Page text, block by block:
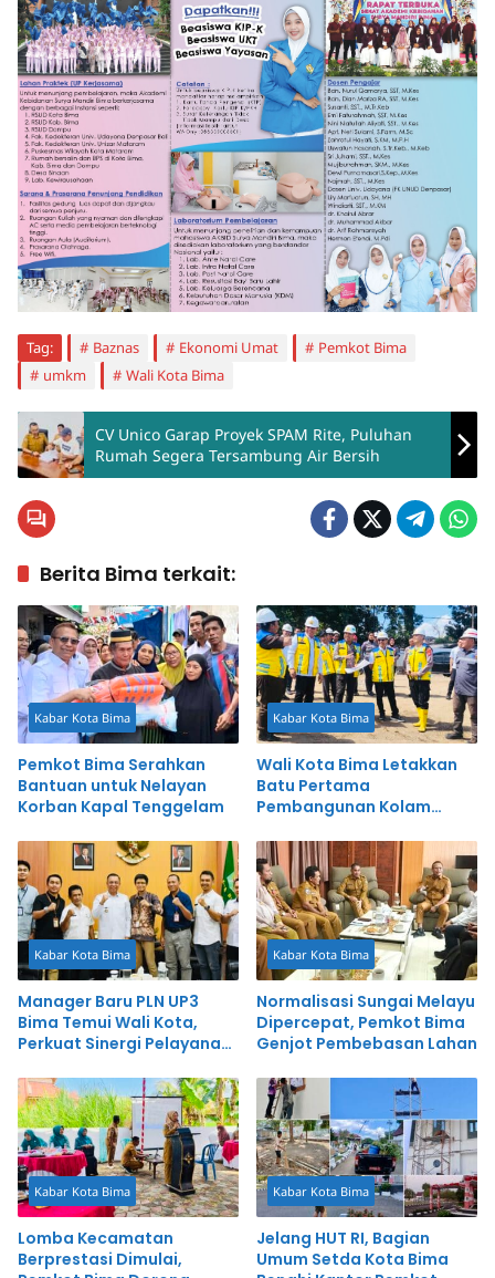
Tag: Baznas Ekonomi Umat
Pemkot Bima
umkm
Wali Kota Bima
CV Unico Garap Proyek SPAM Rite, Puluhan
Rumah Segera Tersambung Air Bersih
Berita Bima terkait:
Kabar Kota Bima
Pemkot Bima Serahkan
Bantuan untuk Nelayan
Korban Kapal Tenggelam
Kabar Kota Bima
Wali Kota Bima Letakkan
Batu Pertama
Pembangunan Kolam
Kabar Kota Bima
Manager Baru PLN UP3
Bima Temui Wali Kota,
Perkuat Sinergi Pelayanan
Kabar Kota Bima
Normalisasi Sungai Melayu
Dipercepat, Pemkot Bima
Genjot Pembebasan Lahan
Kabar Kota Bima
Lomba Kecamatan
Berprestasi Dimulai,
Kabar Kota Bima
Jelang HUT RI, Bagian
Umum Setda Kota Bima